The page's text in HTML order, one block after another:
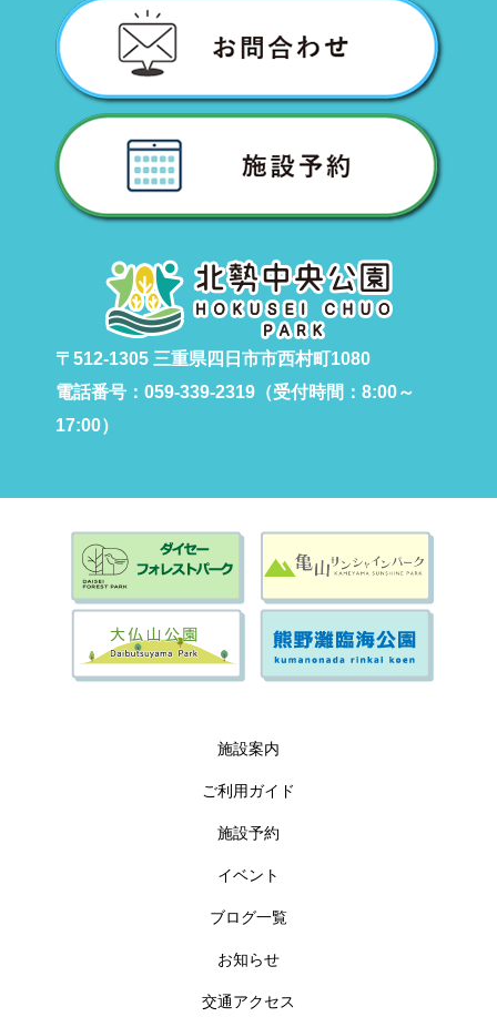
〒512-1305 三重県四日市市西村町1080
電話番号：059-339-2319（受付時間：8:00～
17:00）
施設案内
ご利用ガイド
施設予約
イベント
ブログ一覧
お知らせ
交通アクセス